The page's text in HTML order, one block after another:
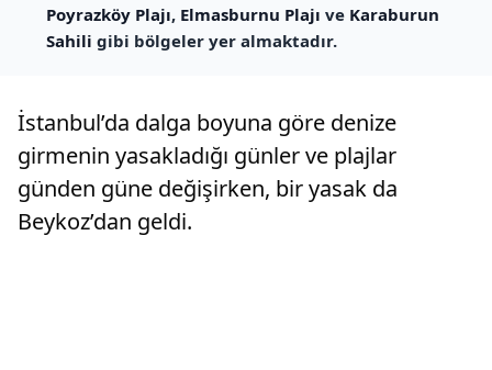
Poyrazköy Plajı, Elmasburnu Plajı ve Karaburun
Sahili gibi bölgeler yer almaktadır.
İstanbul’da dalga boyuna göre denize
girmenin yasakladığı günler ve plajlar
günden güne değişirken, bir yasak da
Beykoz’dan geldi.